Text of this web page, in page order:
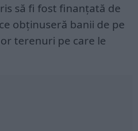
să fi fost finanțată de
obținuseră banii de pe
terenuri pe care le